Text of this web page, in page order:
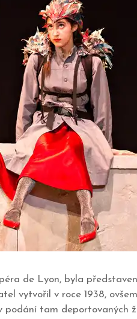
de Lyon, byla
vytvořil v roce 1938,
tam deportovaných